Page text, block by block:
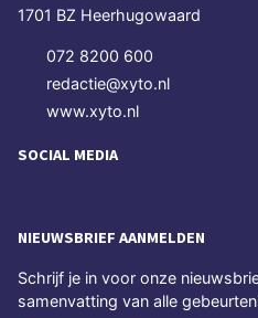
1701 BZ Heerhugowaard
072 8200 600
redactie@xyto.nl
www.xyto.nl
SOCIAL MEDIA
NIEUWSBRIEF AANMELDEN
Schrijf je in voor onze
samenvatting van alle